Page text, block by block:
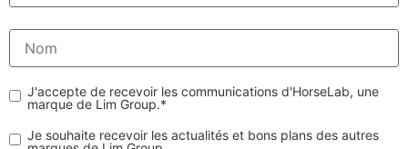
J'accepte de recevoir les communications d'HorseLab, une
marque de Lim Group.*
Je souhaite recevoir les actualités et bons plans des autres